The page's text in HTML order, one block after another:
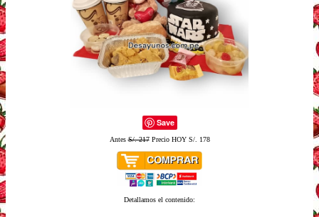
Save
AntesS/. 217Precio HOY S/. 178
Detallamos el contenido: